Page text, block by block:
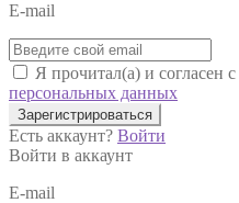
E-mail
Я прочитал(а) и согласен с
персональных данных
Зарегистрироваться
Есть аккаунт? Войти
Войти в аккаунт
E-mail